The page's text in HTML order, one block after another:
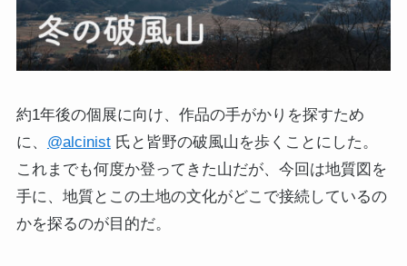
約1年後の個展に向け、作品の手がかりを探すため
に、 @alcinist氏と皆野の破風山を歩くことにした。
これまでも何度か登ってきた山だが、今回は地質図を
手に、地質とこの土地の文化がどこで接続しているの
かを探るのが目的だ。